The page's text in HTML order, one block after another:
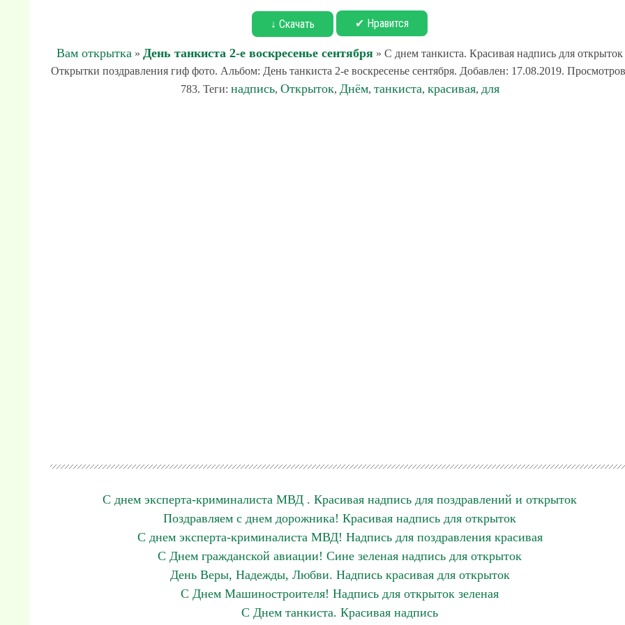
↓ Скачать ✔ Нравится
Вам открытка » День танкиста 2-е воскресенье сентября » С днем танкиста. Красивая надпись для открыток
Открытки поздравления гиф фото. Альбом: День танкиста 2-е воскресенье сентября. Добавлен: 17.08.2019.
783. Теги: надпись, Открыток, Днём, танкиста, красивая, для
С днем эксперта-криминалиста МВД . Красивая надпись для поздравлений и открыток
Поздравляем с днем дорожника! Красивая надпись для открыток
С днем эксперта-криминалиста МВД! Надпись для поздравления красивая
С Днем гражданской авиации! Сине зеленая надпись для открыток
День Веры, Надежды, Любви. Надпись красивая для открыток
С Днем Машиностроителя! Надпись для открыток зеленая
С Днем танкиста. Красивая надпись